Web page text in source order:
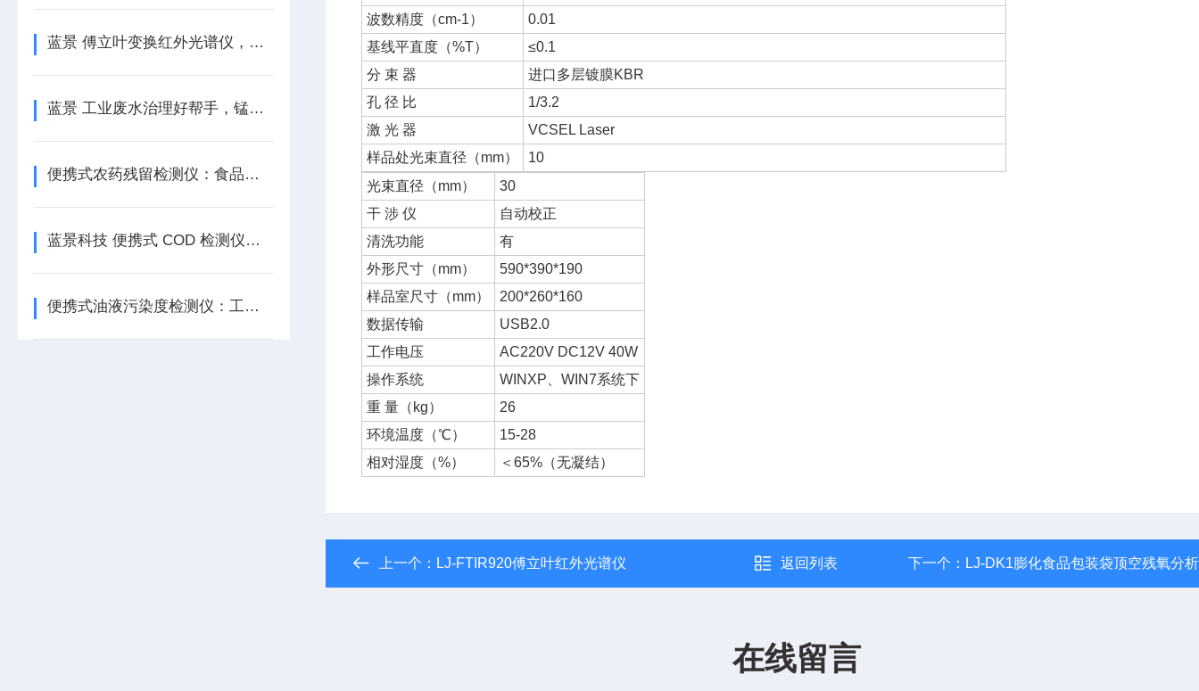
蓝景 傅立叶变换红外光谱仪，制药品质的坚实保障
蓝景 工业废水治理好帮手，锰法 COD 检测仪
便携式农药残留检测仪：食品安全的移动哨所
蓝景科技 便携式 COD 检测仪：守护水质安全贡献力量
便携式油液污染度检测仪：工业设备的 “健康卫士”
波数精度（cm-1）
0.01
基线平直度（%T）
≤0.1
分 束 器
进口多层镀膜KBR
孔 径 比
1/3.2
激 光 器
VCSEL Laser
样品处光束直径（mm）
10
光束直径（mm）
30
干 涉 仪
自动校正
清洗功能
有
外形尺寸（mm）
590*390*190
样品室尺寸（mm）
200*260*160
数据传输
USB2.0
工作电压
AC220V DC12V 40W
操作系统
WINXP、WIN7系统下
重 量（kg）
26
环境温度（℃）
15-28
相对湿度（%）
＜65%（无凝结）
上一个： LJ-FTIR920傅立叶红外光谱仪 返回列表 下一个： LJ-DK1膨化食品包装袋顶空残氧分
在线留言